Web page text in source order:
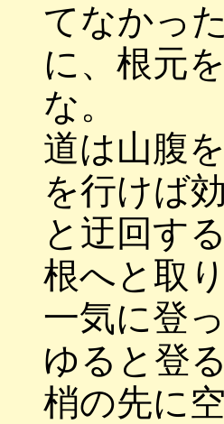
てなかっ
に、根元
な。
道は山腹
を行けば
と迂回す
根へと取
一気に登
ゆると登
梢の先に